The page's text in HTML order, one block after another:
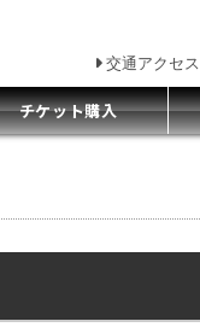
交通アクセス
チケット購入